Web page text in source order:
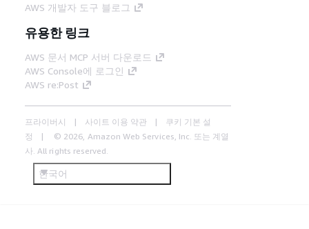
AWS 개발자 도구 블로그
유용한 링크
AWS 문서 MCP 서버 다운로드
AWS Console에 로그인
AWS re:Post
프라이버시 사이트 이용 약관
쿠키 기본 설
정
© 2026, Amazon Web Services, Inc. 또는 계열
사. All rights reserved.
한국어